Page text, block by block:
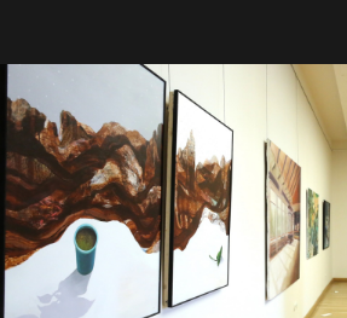
ELÉRHETŐSÉG
PALOTASÉTÁK ÉS
KÖZÉRDEKŰ